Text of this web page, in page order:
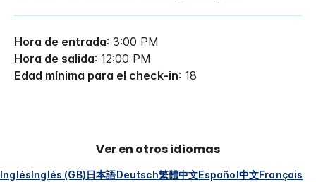
Hora de entrada: 3:00 PM
Hora de salida: 12:00 PM
Edad mínima para el check-in: 18
Ver en otros idiomas
InglésInglés (GB)日本語Deutsch繁體中文Español中文Français